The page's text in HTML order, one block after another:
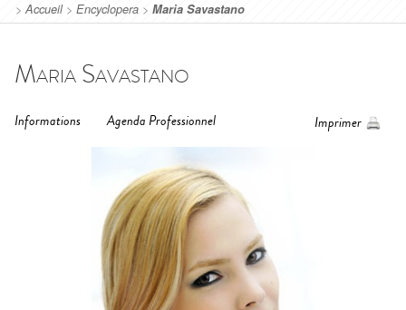
>Accueil> Encyclopera > Maria Savastano
Maria Savastano
Informations Agenda Professionnel Imprimer